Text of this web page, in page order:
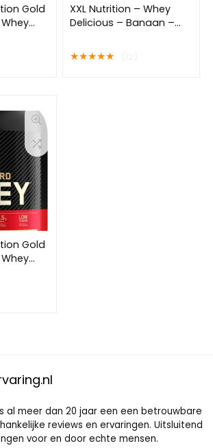
Gold
– 71
XXL Nutrition – Whey
Delicious – Banaan –
BCAA & Glutamine,
Proteïne poeder, Eiwit
★★★★★
Gold
–
al meer dan 20 jaar een een betrouwbare
reviews en ervaringen. Uitsluitend
voor en door echte mensen.